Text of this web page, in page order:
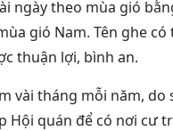
ngày theo mùa gió
gió Nam. Tên ghe
thuận lợi, bình an.
vài tháng mỗi năm,
Hội quán để có nơi cư